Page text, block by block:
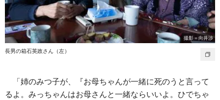
撮影＝向井渉
長男の箱石英政さん（左）
「姉のみつ子が、『お母ちゃんが一緒に死のうと言って
るよ。みっちゃんはお母さんと一緒ならいいよ。ひでちゃ